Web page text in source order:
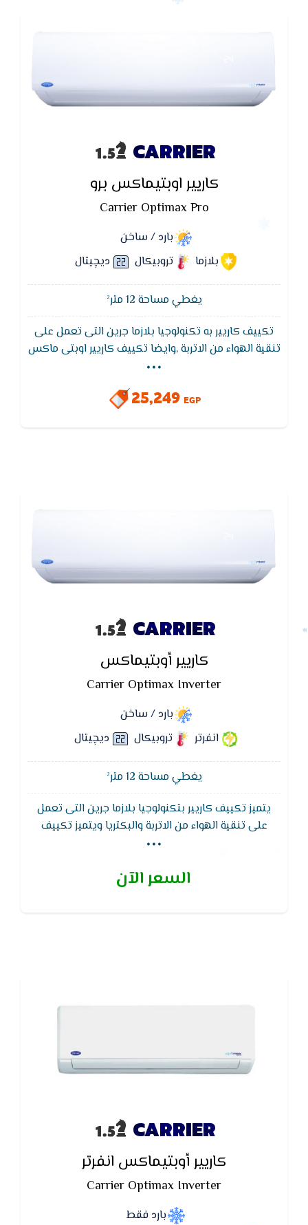
CARRIER
كاريير اوبتيماكس برو
Carrier Optimax Pro
بارد / ساخن
بلازما
تروبيكال ديچيتال
يغطي مساحة 12 متر²
تكييف كاريير به تكنولوجيا بلازما جرين التى تعمل على
تنقية الهواء من الاتربة ,وايضا تكييف كاريير اوبتى ماكس
يتميز بوظيفة التنظيف الذاتى لجهاز التكييف لتجفيف
...
25,249 EGP
CARRIER
كاريير أوبتيماكس
Carrier Optimax Inverter
بارد / ساخن
انفرتر
تروبيكال ديچيتال
يغطي مساحة 12 متر²
يتميز تكييف كاريير بتكنولوجيا بلازما جرين التى تعمل
على تنقية الهواء من الاتربة والبكتريا ويتميز تكييف
كاريير وظيفة التنظيف الذاتى لجهاز التكييف لتجفيف
والبكتيريا
...
السعر الآن
CARRIER
كاريير أوبتيماكس انفرتر
Carrier Optimax Inverter
بارد فقط